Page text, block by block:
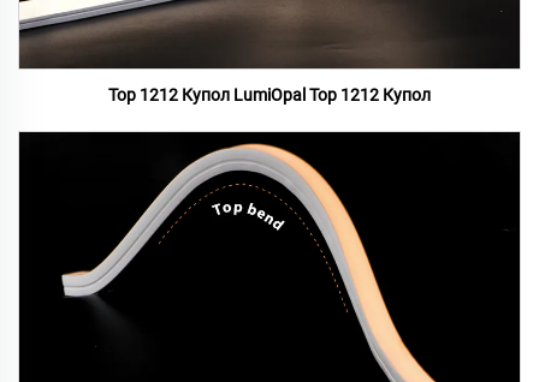
Top 1212 Купол LumiOpal Top 1212 Купол